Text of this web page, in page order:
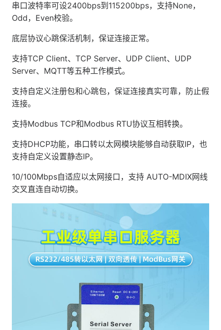
串口波特率可设2400bps到115200bps，支持None，
Odd，Even校验。
底层协议心跳保活机制，保证连接正常。
支持TCP Client、TCP Server、UDP Client、UDP
Server、MQTT等五种工作模式。
支持自定义注册包和心跳包，保证连接真实可靠，防止假
连接。
支持Modbus TCP和Modbus RTU协议互相转换。
支持DHCP功能，串口转以太网模块能够自动获取IP，也
支持自定义设置静态IP。
10/100Mbps自适应以太网接口，支持 AUTO-MDIX网线
交叉直连自动切换。